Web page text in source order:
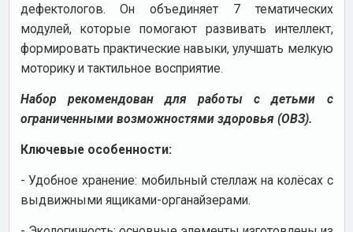
дефектологов. Он объединяет 7 тематических
модулей, которые помогают развивать интеллект,
формировать практические навыки, улучшать мелкую
моторику и тактильное восприятие.
Набор рекомендован для работы с детьми с
ограниченными возможностями здоровья (ОВЗ).
Ключевые особенности:
- Удобное хранение: мобильный стеллаж на колёсах с
выдвижными ящиками-органайзерами.